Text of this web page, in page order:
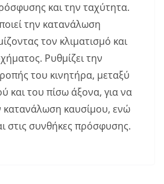
και την ταχύτητα.
την κατανάλωση
τον κλιματισμό και
Ρυθμίζει την
του κινητήρα, μεταξύ
και του πίσω άξονα, για να
κατανάλωση καυσίμου, ενώ
στις συνθήκες πρόσφυσης.